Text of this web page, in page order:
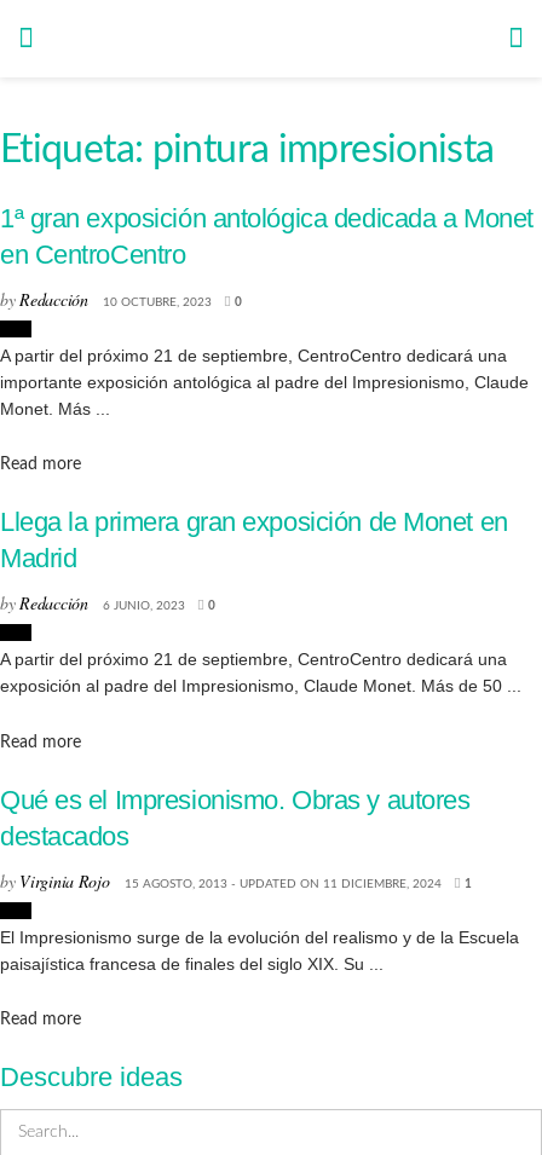
Etiqueta: pintura impresionista
1ª gran exposición antológica dedicada a Monet
en CentroCentro
byRedacción 10 OCTUBRE, 2023 0
A partir del próximo 21 de septiembre, CentroCentro dedicará una
importante exposición antológica al padre del Impresionismo, Claude
Monet. Más ...
Read moreDetails
Llega la primera gran exposición de Monet en
Madrid
byRedacción 6 JUNIO, 2023 0
A partir del próximo 21 de septiembre, CentroCentro dedicará una
exposición al padre del Impresionismo, Claude Monet. Más de 50 ...
Read moreDetails
Qué es el Impresionismo. Obras y autores
destacados
by Virginia Rojo 15 AGOSTO, 2013 - UPDATED ON 11 DICIEMBRE, 2024 1
El Impresionismo surge de la evolución del realismo y de la Escuela
paisajística francesa de finales del siglo XIX. Su ...
Read moreDetails
Descubre ideas